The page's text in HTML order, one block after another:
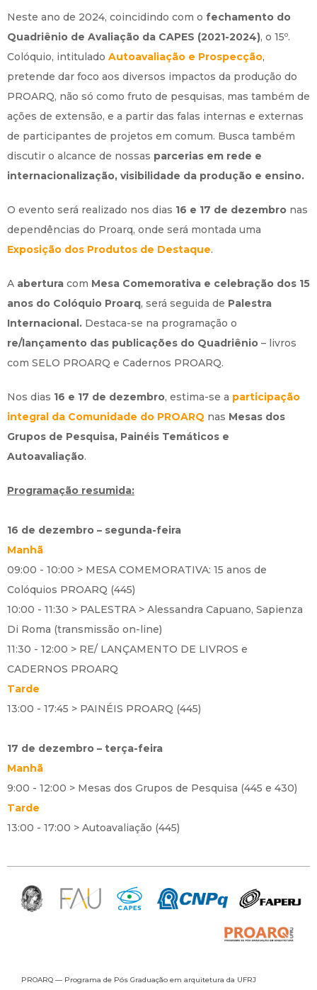
Neste ano de 2024, coincidindo com o fechamento do
Quadriênio de Avaliação da CAPES (2021-2024), o 15º.
Colóquio, intitulado Autoavaliação e Prospecção,
pretende dar foco aos diversos impactos da produção do
PROARQ, não só como fruto de pesquisas, mas também de
ações de extensão, e a partir das falas internas e externas
de participantes de projetos em comum. Busca também
discutir o alcance de nossas parcerias em rede e
internacionalização, visibilidade da produção e ensino.
O evento será realizado nos dias 16 e 17 de dezembro nas
dependências do Proarq, onde será montada uma
Exposição dos Produtos de Destaque.
A abertura com Mesa Comemorativa e celebração dos 15
anos do Colóquio Proarq, será seguida de Palestra
Internacional. Destaca-se na programação o
re/lançamento das publicações do Quadriênio – livros
com SELO PROARQ e Cadernos PROARQ.
Nos dias 16 e 17 de dezembro, estima-se a participação
integral da Comunidade do PROARQ nas Mesas dos
Grupos de Pesquisa, Painéis Temáticos e
Autoavaliação.
Programação resumida:
16 de dezembro – segunda-feira
Manhã
09:00 - 10:00 > MESA COMEMORATIVA: 15 anos de
Colóquios PROARQ (445)
10:00 - 11:30 > PALESTRA > Alessandra Capuano, Sapienza
Di Roma (transmissão on-line)
11:30 - 12:00 > RE/ LANÇAMENTO DE LIVROS e
CADERNOS PROARQ
Tarde
13:00 - 17:45 > PAINÉIS PROARQ (445)
17 de dezembro – terça-feira
Manhã
9:00 - 12:00 > Mesas dos Grupos de Pesquisa (445 e 430)
Tarde
13:00 - 17:00 > Autoavaliação (445)
PROARQ — Programa de Pós Graduação em arquitetura da UFRJ